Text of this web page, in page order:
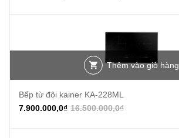
Thêm vào giỏ hàng
Bếp từ đôi kainer KA-228ML
16.500.000,0₫
7.900.000,0₫